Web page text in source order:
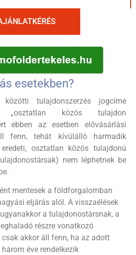
esetekben?
tulajdonszerzés jogcíme
„osztatlan közös tulajdon
ebben az esetben elővásárlási
fenn, tehát kívülálló harmadik
osztatlan közös tulajdonú
nem léphetnek be
mentesek a földforgalomban
eljárás alól. A visszaélések
a tulajdonostársnak, a
részre vonatkozó
akkor áll fenn, ha az adott
éve rendelkezik